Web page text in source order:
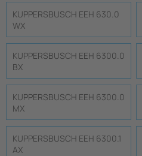
KUPPERSBUSCH EEH 630.0
WX
KUPPERSBUSCH EEH 6300.0
BX
KUPPERSBUSCH EEH 6300.0
MX
KUPPERSBUSCH EEH 6300.1
AX